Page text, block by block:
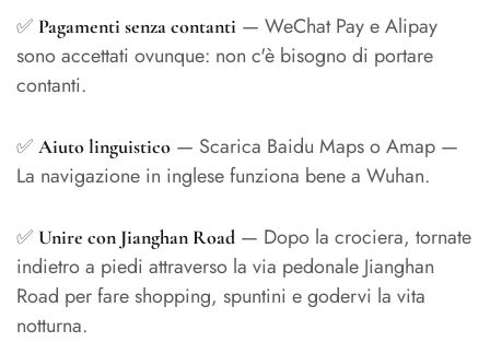
✅ Pagamenti senza contanti — WeChat Pay e Alipay
sono accettati ovunque: non c'è bisogno di portare
contanti.
✅ Aiuto linguistico — Scarica Baidu Maps o Amap —
La navigazione in inglese funziona bene a Wuhan.
✅ Unire con Jianghan Road — Dopo la crociera, tornate
indietro a piedi attraverso la via pedonale Jianghan
Road per fare shopping, spuntini e godervi la vita
notturna.